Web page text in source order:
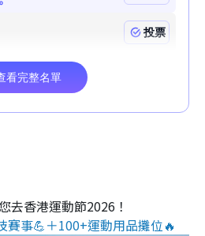
去香港運動節2026！
賽事💪＋100+運動用品攤位🔥